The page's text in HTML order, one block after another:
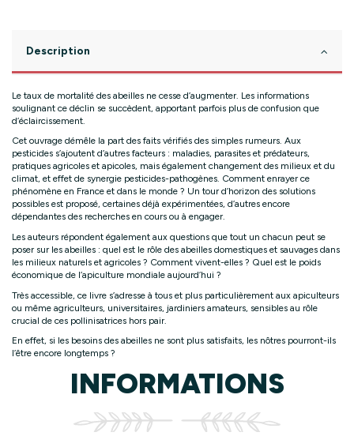
Description
Le taux de mortalité des abeilles ne cesse d’augmenter. Les informations
soulignant ce déclin se succèdent, apportant parfois plus de confusion que
d’éclaircissement.
Cet ouvrage démêle la part des faits vérifiés des simples rumeurs. Aux
pesticides s’ajoutent d’autres facteurs : maladies, parasites et prédateurs,
pratiques agricoles et apicoles, mais également changement des milieux et du
climat, et effet de synergie pesticides-pathogènes. Comment enrayer ce
phénomène en France et dans le monde ? Un tour d’horizon des solutions
possibles est proposé, certaines déjà expérimentées, d’autres encore
dépendantes des recherches en cours ou à engager.
Les auteurs répondent également aux questions que tout un chacun peut se
poser sur les abeilles : quel est le rôle des abeilles domestiques et sauvages dans
les milieux naturels et agricoles ? Comment vivent-elles ? Quel est le poids
économique de l’apiculture mondiale aujourd’hui ?
Très accessible, ce livre s’adresse à tous et plus particulièrement aux apiculteurs
ou même agriculteurs, universitaires, jardiniers amateurs, sensibles au rôle
crucial de ces pollinisatrices hors pair.
En effet, si les besoins des abeilles ne sont plus satisfaits, les nôtres pourront-ils
l’être encore longtemps ?
INFORMATIONS